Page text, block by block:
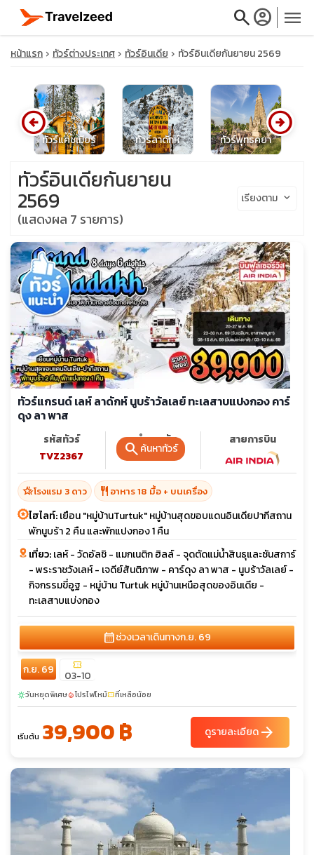
searchaccount_circle menu
close
travel_explore
calendar_month
search
หน้าแรก ทัวร์ต่างประเทศ ทัวร์อินเดีย ทัวร์อินเดียกันยายน 2569
ทัวร์แคชเมียร์ ทัวร์ลาดักห์ ทัวร์พุทธคยา
arrow_circle_left arrow_circle_right
searchค้นหาทัวร์
ทัวร์อินเดียกันยายน
2569
(แสดงผล 7 รายการ)
เรียงตาม keyboard_arrow_down
ทัวร์แกรนด์ เลห์ ลาดักห์ นูบร้าวัลเลย์ ทะเลสาบแปงกอง คาร์
ดุง ลา พาส
รหัสทัวร์
TVZ2367
จำนวนวัน
8 วัน 6 คืน
สายการบิน
hotel_classโรงแรม 3 ดาว restaurant อาหาร 18 มื้อ + บนเครื่อง
ไฮไลท์:เยือน "หมู่บ้านTurtuk" หมู่บ้านสุดขอบแดนอินเดียปากีสถาน
พักนูบร้า 2 คืน และพักแปงกอง 1 คืน
เที่ยว:เลห์ - วัดอัลชิ - แมกเนติก ฮิลล์ - จุดตัดแม่น้ำสินธุและซันสการ์
- พระราชวังเลห์ - เจดีย์สันติภาพ - คาร์ดุง ลา พาส - นูบร้าวัลเลย์ -
กิจกรรมขี่อูฐ - หมู่บ้าน Turtuk หมู่บ้านเหนือสุดของอินเดีย -
ทะเลสาบแบ่งกอง
calendar_monthช่วงเวลาเดินทางก.ย. 69
ก.ย. 69 confirmation_number
03-10
sunnyวันหยุดพิเศษlocal_fire_departmentโปรไฟไหม้confirmation_numberที่เหลือน้อย
เริ่มต้น 39,900 ฿ ดูรายละเอียดarrow_forward